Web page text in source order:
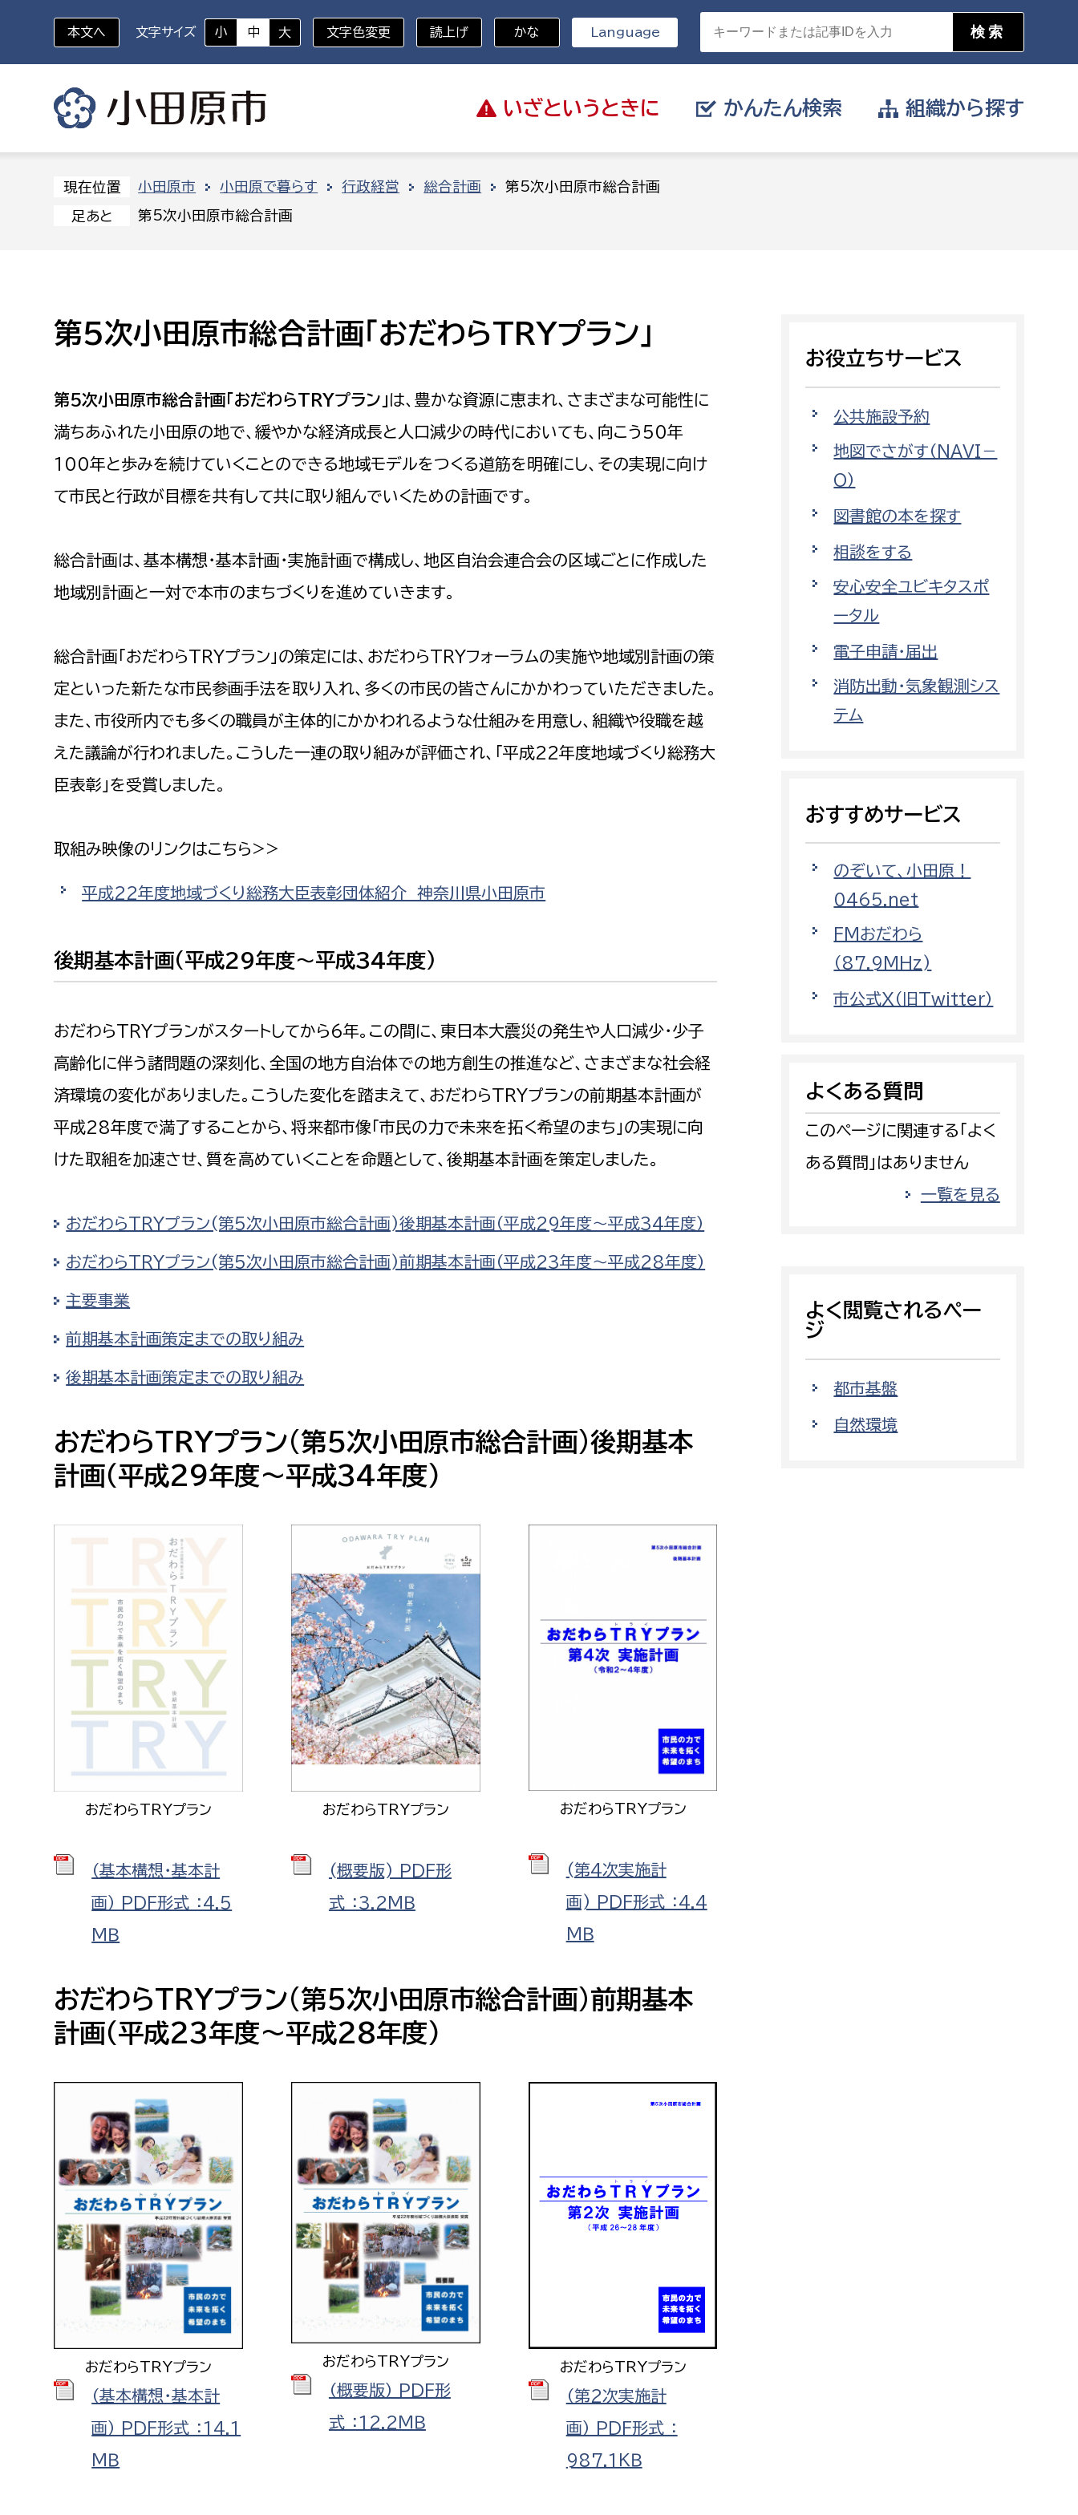
いざと いうときに
いざというときに
かんたん検索
対象者を選択
小・中学生
若者
妊産婦
障がい者
事業者
求職者
ペット
分野を選択
教育・子育て
福祉・健康
環境・エネルギー
都市基盤
市民活動・地域づくり
観光
市議会
支払いをしたい
遊びたい
小田原のことを知りたい
イベント・講座などに参加したい
まちづくりに関わりたい
組織から探す
組織から探す
部に属さない室
コンプライアンス推進室
資産マネジメント課
デジタル推進課
財産管理課
契約検査課
市民税課
資産税課
市民部
人権・男女共同参画課
戸籍住民課
防災部 文化部
文化財課
小田原城総合管理事務所
環境部
環境政策課
ゼロカーボン推進課
環境事業センター
福祉健康部
福祉政策課
生活援護課
高齢介護課
保険課
子ども若者部
子ども政策課
子ども若者支援課
経済部
産業政策課
観光課
都市部
建築指導課
開発審査課
建設政策課
国県事業推進課
道水路整備課
みどり公園課
建築課
出納室
病院管理局：経営管理課
病院管理局：医事課
消防
消防総務課
警防計画課
消防課
警防第1課
経営総務課
給排水業務課
浄水管理課
教育総務課
保健給食課
選挙管理委員会事務局
農業委員会事務局 議会局
本文へ 文字サイズ 小 中 大 文字色変更 読上げ かな Language
現在位置 小田原市 小田原で暮らす 行政経営 総合計画 第5次小田原市総合計画
足あと 第5次小田原市総合計画
第5次小田原市総合計画「おだわらTRYプラン」
第5次小田原市総合計画「おだわらTRYプラン」 は、豊かな資源に恵まれ、さまざまな可能性に
満ちあふれた小田原の地で、緩やかな経済成長と人口減少の時代においても、向こう50年
100年と歩みを続けていくことのできる地域モデルをつくる道筋を明確にし、その実現に向け
て市民と行政が目標を共有して共に取り組んでいくための計画です。
総合計画は、基本構想・基本計画・実施計画で構成し、地区自治会連合会の区域ごとに作成した
地域別計画と一対で本市のまちづくりを進めていきます。
総合計画「おだわらTRYプラン」の策定には、おだわらTRYフォーラムの実施や地域別計画の策
定といった新たな市民参画手法を取り入れ、多くの市民の皆さんにかかわっていただきました。
また、市役所内でも多くの職員が主体的にかかわれるような仕組みを用意し、組織や役職を越
えた議論が行われました。こうした一連の取り組みが評価され、「平成22年度地域づくり総務大
臣表彰」を受賞しました。
取組み映像のリンクはこちら>>
平成22年度地域づくり総務大臣表彰団体紹介 神奈川県小田原市
後期基本計画(平成29年度～平成34年度)
おだわらTRYプランがスタートしてから6年。この間に、東日本大震災の発生や人口減少・少子
高齢化に伴う諸問題の深刻化、全国の地方自治体での地方創生の推進など、さまざまな社会経
済環境の変化がありました。こうした変化を踏まえて、おだわらTRYプランの前期基本計画が
平成28年度で満了することから、将来都市像「市民の力で未来を拓く希望のまち」の実現に向
けた取組を加速させ、質を高めていくことを命題として、後期基本計画を策定しました。
おだわらTRYプラン(第5次小田原市総合計画)後期基本計画（平成29年度～平成34年度）
おだわらTRYプラン(第5次小田原市総合計画)前期基本計画（平成23年度～平成28年度）
主要事業
前期基本計画策定までの取り組み
後期基本計画策定までの取り組み
おだわらTRYプラン(第5次小田原市総合計画)後期基本
計画（平成29年度～平成34年度）
おだわらTRYプラン
（基本構想・基本計
画） PDF形式 ：4.5
ＭＢ
おだわらTRYプラン
(概要版) PDF形
式 ：3.2ＭＢ
おだわらTRYプラン
(第4次実施計
画) PDF形式 ：4.4
ＭＢ
おだわらTRYプラン(第5次小田原市総合計画)前期基本
計画（平成23年度～平成28年度）
おだわらTRYプラン
（基本構想・基本計
画） PDF形式 ：14.1
ＭＢ
おだわらTRYプラン
（概要版） PDF形
式 ：12.2ＭＢ
おだわらTRYプラン
（第2次実施計
画） PDF形式 ：
987.1ＫＢ
お役立ちサービス
公共施設予約
地図でさがす（NAVI－
O）
図書館の本を探す
相談をする
安心安全ユビキタスポ
ータル
電子申請・届出
消防出動・気象観測シス
テム
おすすめサービス
のぞいて、小田原！
0465.net
FMおだわら
（87.9MHz)
市公式X（旧Twitter）
よくある質問
このページに関連する「よく
ある質問」はありません
一覧を見る
よく閲覧されるペー
ジ
都市基盤
自然環境